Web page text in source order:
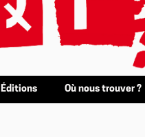
Éditions Où nous trouver ?